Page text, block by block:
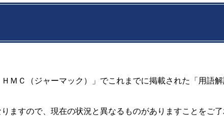
ＭＣ（ジャーマック）」でこれまでに掲載された「用語
ますので、現在の状況と異なるものがありますことをご了